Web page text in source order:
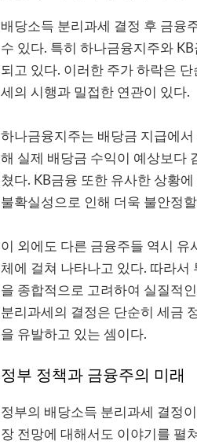
배당소득 분리과세 결정 후 금융
수 있다. 특히 하나금융지주와
되고 있다. 이러한 주가 하락은
세의 시행과 밀접한 연관이 있다.
하나금융지주는 배당금 지급에
해 실제 배당금 수익이 예상보다
쳤다. KB금융 또한 유사한 상황
불확실성으로 인해 더욱 불안정
이 외에도 다른 금융주들 역시 유
체에 걸쳐 나타나고 있다. 따라
을 종합적으로 고려하여 실질적
분리과세의 결정은 단순히 세금
을 유발하고 있는 셈이다.
정부 정책과 금융주의 미래
정부의 배당소득 분리과세 결정
장 전망에 대해서도 이야기를 펼